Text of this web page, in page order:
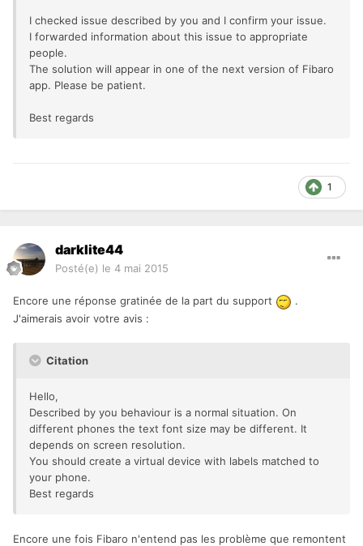
I checked issue described by you and I confirm your issue.
I forwarded information about this issue to appropriate
people.
The solution will appear in one of the next version of Fibaro
app. Please be patient.
Best regards
1
darklite44
Posté(e) le 4 mai 2015
Encore une réponse gratinée de la part du support
.
J'aimerais avoir votre avis :
Citation
Hello,
Described by you behaviour is a normal situation. On
different phones the text font size may be different. It
depends on screen resolution.
You should create a virtual device with labels matched to
your phone.
Best regards
Encore une fois Fibaro n'entend pas les problème que remontent